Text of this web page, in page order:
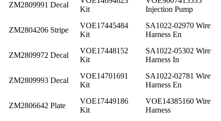
ZM2809991 Decal
Kit
Injection Pump
ZM2804206 Stripe
VOE17445484
Kit
SA1022-02970 Wire
Harness En
ZM2809972 Decal
VOE17448152
Kit
SA1022-05302 Wire
Harness In
ZM2809993 Decal
VOE14701691
Kit
SA1022-02781 Wire
Harness En
ZM2806642 Plate
VOE17449186
Kit
VOE14385160 Wire
Harness